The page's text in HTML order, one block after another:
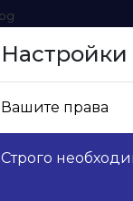
Настройки
Вашите права
Строго
> ЕС 003